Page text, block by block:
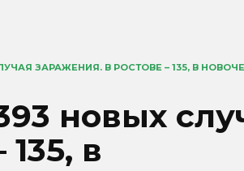
ЗАРАЖЕНИЯ. В РОСТОВЕ – 135, В
новых
в